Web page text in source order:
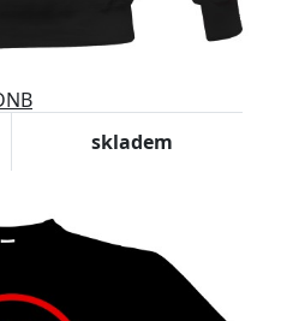
skladem